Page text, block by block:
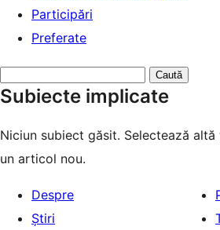
Participări
Preferate
subiecte:
Subiecte implicate
Niciun subiect găsit. Selectează
un articol nou.
Despre
Știri